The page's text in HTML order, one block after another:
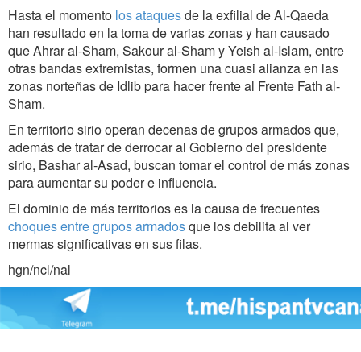
Hasta el momento los ataquesde la exfilial de Al-Qaeda
han resultado en la toma de varias zonas y han causado
que Ahrar al-Sham, Sakour al-Sham y Yeish al-Islam, entre
otras bandas extremistas, formen una cuasi alianza en las
zonas norteñas de Idlib para hacer frente al Frente Fath al-
Sham.
En territorio sirio operan decenas de grupos armados que,
además de tratar de derrocar al Gobierno del presidente
sirio, Bashar al-Asad, buscan tomar el control de más zonas
para aumentar su poder e influencia.
El dominio de más territorios es la causa de frecuentes
choques entre grupos armadosque los debilita al ver
mermas significativas en sus filas.
hgn/ncl/nal